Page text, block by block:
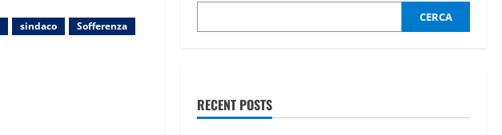
sindaco Sofferenza
CERCA
RECENT POSTS